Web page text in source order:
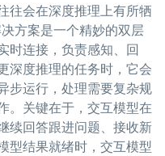
往会在深度推理上有所牺
方案是一个精妙的双层
时连接，负责感知、回
深度推理的任务时，它会
运行，处理需要复杂规
。关键在于，交互模型在
续回答跟进问题、接收新
型结果就绪时，交互模型